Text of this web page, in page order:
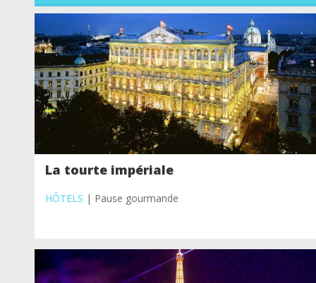
La tourte impériale
HÔTELS | Pause gourmande